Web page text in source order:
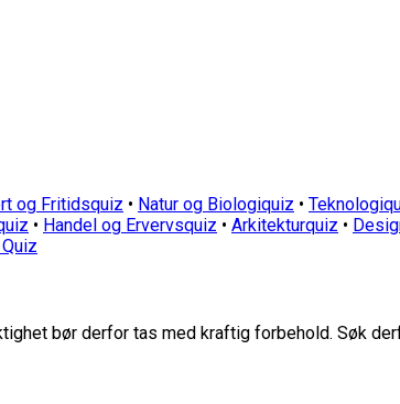
og Fritidsquiz • Natur og Biologiquiz •
• Handel og Ervervsquiz • Arkitekturquiz •
bør derfor tas med kraftig forbehold. Søk